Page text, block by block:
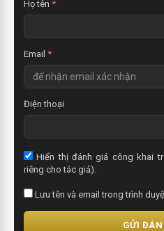
Họ tên *
Email *
Điện thoại
Hiển thị đánh giá công khai
riêng cho tác giả).
Lưu tên và email trong trình
GỬI